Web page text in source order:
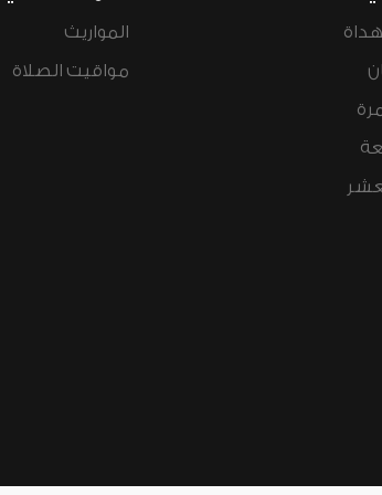
المواريث
مواقيت الصلاة